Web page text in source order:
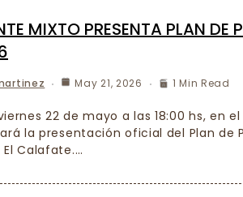
MIXTO PRESENTA PLAN
May 21, 2026 1 Min Read
22 de mayo a las 18:00 hs, en
la presentación oficial del Plan de
El Calafate.…